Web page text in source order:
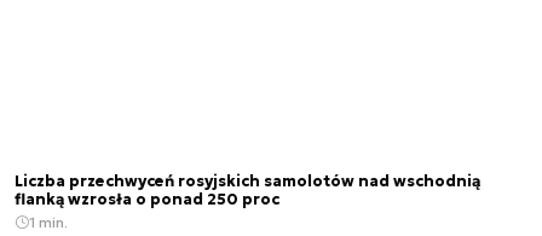
Liczba przechwyceń rosyjskich samolotów nad wschodnią
flanką wzrosła o ponad 250 proc
1 min.